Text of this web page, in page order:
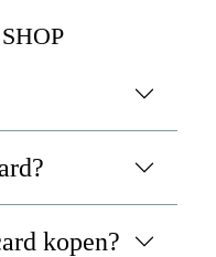
kopen?